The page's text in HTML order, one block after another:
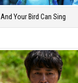
And Your Bird Can Sing